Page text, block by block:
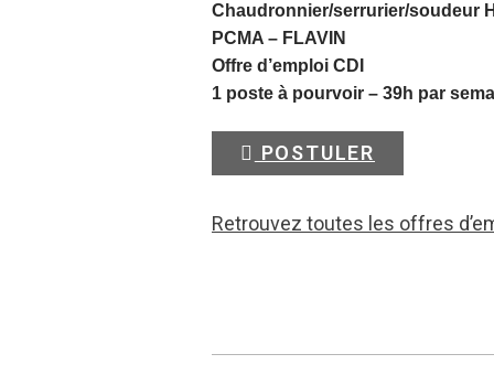
Chaudronnier/serrurier/soudeur
PCMA – FLAVIN
Offre d’emploi CDI
1 poste à pourvoir – 39h par
POSTULER
Retrouvez toutes les offres